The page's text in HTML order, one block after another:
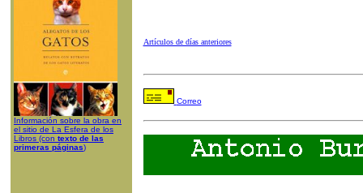
Información sobre la obra en
el sitio de La Esfera de los
Libros (con texto de las
primeras páginas)
Artículos de días anteriores
Correo